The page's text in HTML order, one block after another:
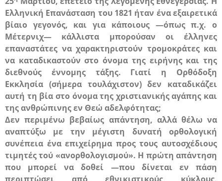
Ελληνική Επανάσταση του 1821 ήταν ένα εξαιρετικά
βίαιο γεγονός, και για κάποιους —όπως π.χ. ο
Μέτερνιχ— κάλλιστα μπορούσαν οι έλληνες
επαναστάτες να χαρακτηριστούν τρομοκράτες και
να καταδικαστούν στο όνομα της ειρήνης και της
διεθνούς έννομης τάξης. Γιατί η Ορθόδοξη
Εκκλησία (σήμερα τουλάχιστον) δεν καταδικάζει
αυτή τη βία στο όνομα της χριστιανικής αγάπης και
της ανθρώπινης εν Θεώ αδελφότητας;
Δεν περιμένω βεβαίως απάντηση, αλλά θέλω να
αναπτύξω με την μέγιστη δυνατή ορθολογική
συνέπεια ένα επιχείρημα προς τους αυτοσχέδιους
τιμητές τού «ανορθολογισμού». Η πρώτη απάντηση
που μπορεί να δοθεί —που δίνεται εν πάση
περιπτώσει από εθνικιστικούς κύκλους,